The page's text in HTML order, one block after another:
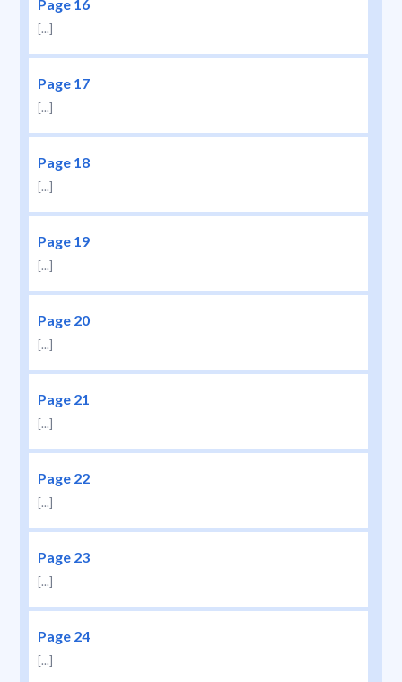
Page 16
[...]
Page 17
[...]
Page 18
[...]
Page 19
[...]
Page 20
[...]
Page 21
[...]
Page 22
[...]
Page 23
[...]
Page 24
[...]